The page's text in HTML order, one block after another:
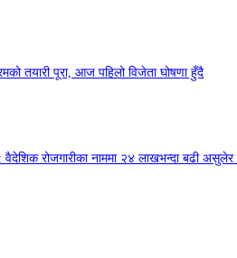
तयारी पूरा, आज पहिलो विजेता घोषणा हुँदै
रोजगारीका नाममा २४ लाखभन्दा बढी असुलेर